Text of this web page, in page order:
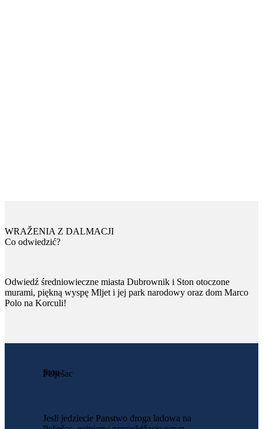
WRAŽENIA Z DALMACJI
Co odwiedzić?
Odwiedź średniowieczne miasta Dubrownik i Ston otoczone
murami, piękną wyspę Mljet i jej park narodowy oraz dom Marco
Polo na Korculi!
Pelješac
Ston
Jesli jedziecie Panstwo droga ladowa na